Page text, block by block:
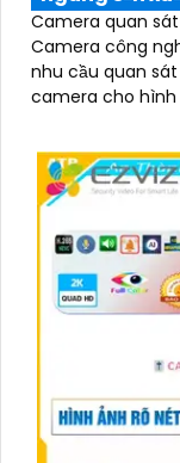
Camera quan sát
Camera công
nhu cầu quan sát an ninh. Với độ
camera cho hình